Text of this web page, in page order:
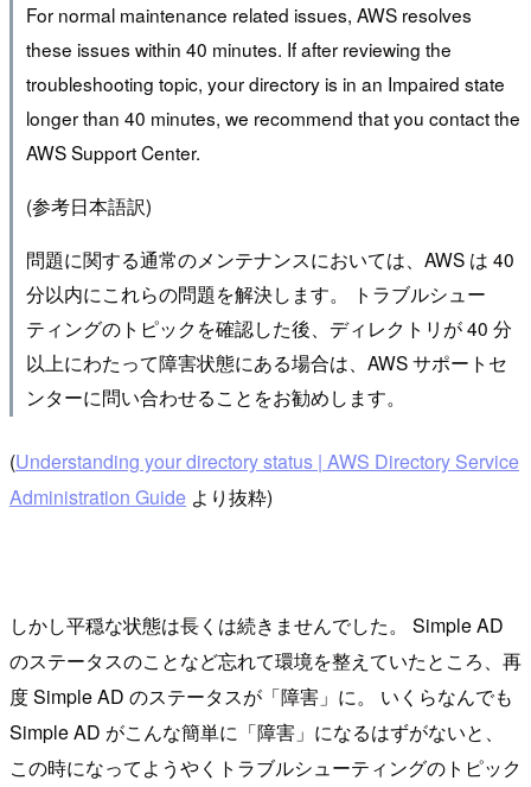
For normal maintenance related issues, AWS resolves
these issues within 40 minutes. If after reviewing the
troubleshooting topic, your directory is in an Impaired state
longer than 40 minutes, we recommend that you contact the
AWS Support Center.
(参考日本語訳)
問題に関する通常のメンテナンスにおいては、AWS は 40
分以内にこれらの問題を解決します。 トラブルシュー
ティングのトピックを確認した後、ディレクトリが 40 分
以上にわたって障害状態にある場合は、AWS サポートセ
ンターに問い合わせることをお勧めします。
(Understanding your directory status | AWS Directory Service
Administration Guide より抜粋)
しかし平穏な状態は長くは続きませんでした。 Simple AD
のステータスのことなど忘れて環境を整えていたところ、再
度 Simple AD のステータスが「障害」に。 いくらなんでも
Simple AD がこんな簡単に「障害」になるはずがないと、
この時になってようやくトラブルシューティングのトピック